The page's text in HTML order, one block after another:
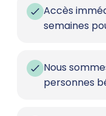
Accès
semaines
Nous
personnes